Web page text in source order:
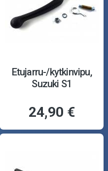
Etujarru-/kytkinvipu,
Suzuki S1
24,90 €